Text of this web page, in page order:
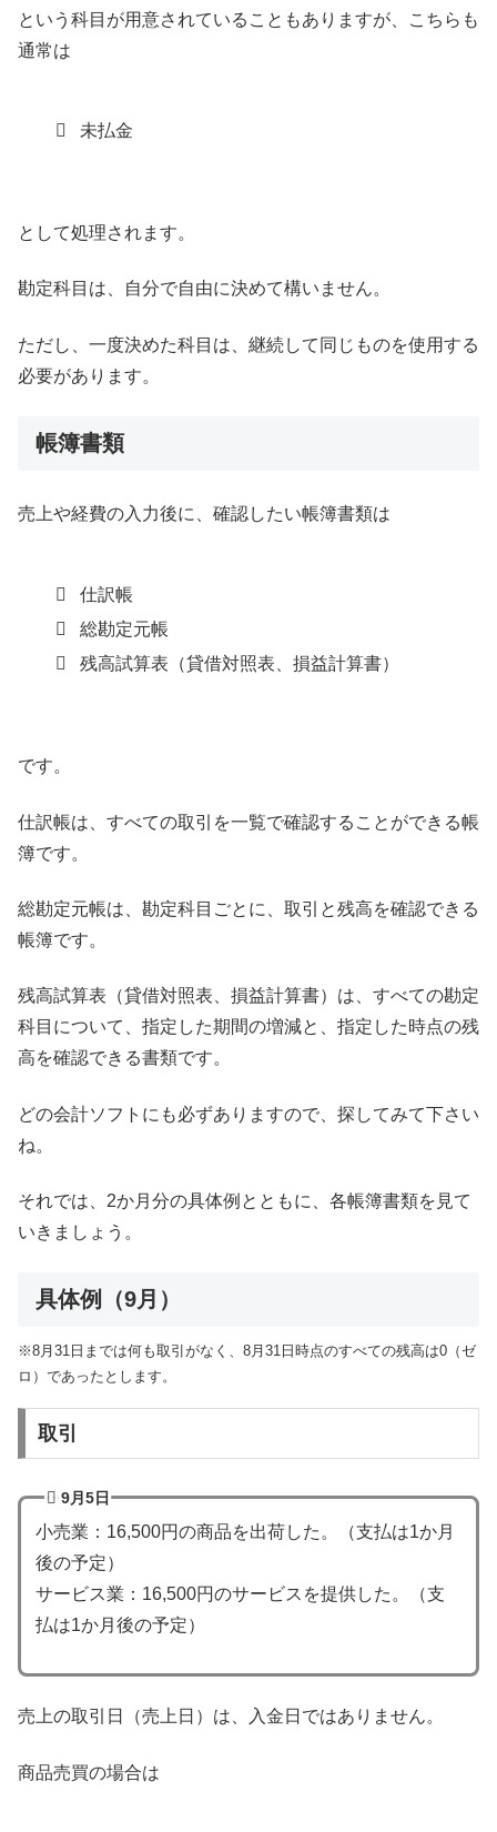
という科目が用意されていることもありますが、こちらも
通常は
未払金
として処理されます。
勘定科目は、自分で自由に決めて構いません。
ただし、一度決めた科目は、継続して同じものを使用する
必要があります。
帳簿書類
売上や経費の入力後に、確認したい帳簿書類は
仕訳帳
総勘定元帳
残高試算表（貸借対照表、損益計算書）
です。
仕訳帳は、すべての取引を一覧で確認することができる帳
簿です。
総勘定元帳は、勘定科目ごとに、取引と残高を確認できる
帳簿です。
残高試算表（貸借対照表、損益計算書）は、すべての勘定
科目について、指定した期間の増減と、指定した時点の残
高を確認できる書類です。
どの会計ソフトにも必ずありますので、探してみて下さい
ね。
それでは、2か月分の具体例とともに、各帳簿書類を見て
いきましょう。
具体例（9月）
※8月31日までは何も取引がなく、8月31日時点のすべての残高は0（ゼ
ロ）であったとします。
取引
9月5日
小売業：16,500円の商品を出荷した。（支払は1か月
後の予定）
サービス業：16,500円のサービスを提供した。（支
払は1か月後の予定）
売上の取引日（売上日）は、入金日ではありません。
商品売買の場合は